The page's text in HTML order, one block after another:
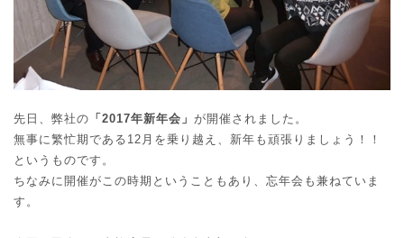
n
i
先日、弊社の 「2017年新年会」 が開催されました。
無事に繁忙期である12月を乗り越え、新年も頑張りましょう！！
というものです。
ちなみに開催がこの時期ということもあり、忘年会も兼ねていま
す。